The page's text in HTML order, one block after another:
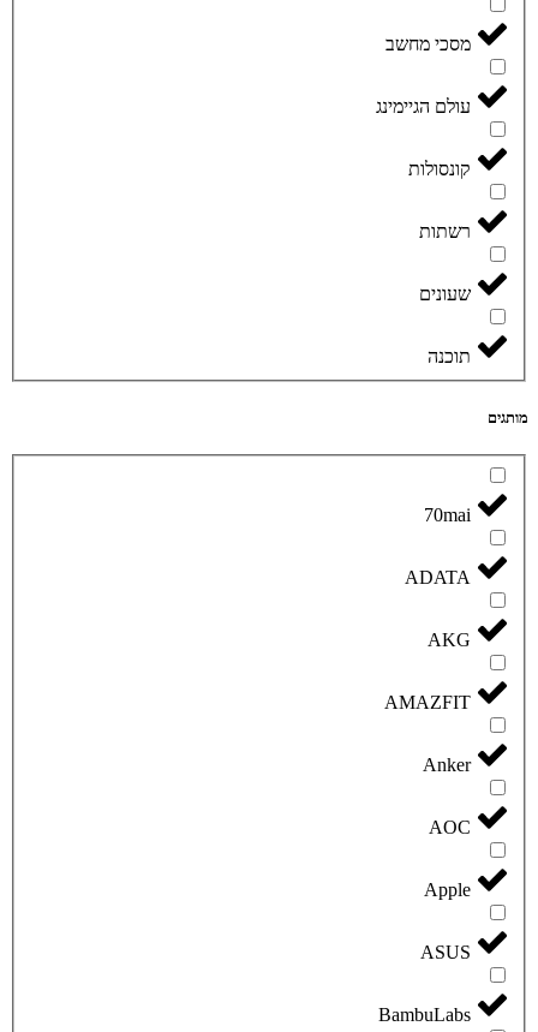
מסכי מחשב
עולם הגיימינג
קונסולות
רשתות
שעונים
תוכנה
מותגים
70mai
ADATA
AKG
AMAZFIT
Anker
AOC
Apple
ASUS
BambuLabs